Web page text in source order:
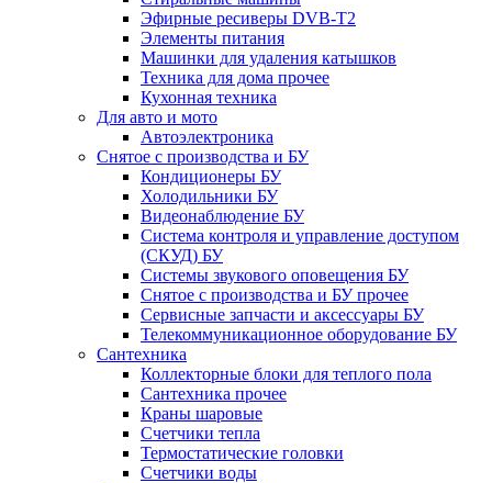
Эфирные ресиверы DVB-T2
Элементы питания
Машинки для удаления катышков
Техника для дома прочее
Кухонная техника
Для авто и мото
Автоэлектроника
Снятое с производства и БУ
Кондиционеры БУ
Холодильники БУ
Видеонаблюдение БУ
Система контроля и управление доступом
(СКУД) БУ
Системы звукового оповещения БУ
Снятое с производства и БУ прочее
Сервисные запчасти и аксессуары БУ
Телекоммуникационное оборудование БУ
Сантехника
Коллекторные блоки для теплого пола
Сантехника прочее
Краны шаровые
Счетчики тепла
Термоcтатические головки
Счетчики воды